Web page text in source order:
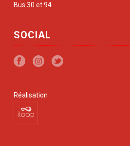
Bus 30 et 94
SOCIAL
Réalisation